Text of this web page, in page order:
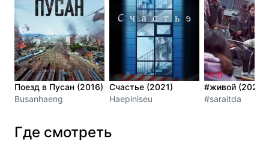
Поезд в Пусан (2016)
Busanhaeng
Счастье (2021)
Haepiniseu
#живой (2020)
#saraitda
Где смотреть